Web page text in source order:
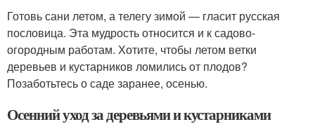
Готовь сани летом, а телегу зимой — гласит русская
пословица. Эта мудрость относится и к садово-
огородным работам. Хотите, чтобы летом ветки
деревьев и кустарников ломились от плодов?
Позаботьтесь о саде заранее, осенью.
Осенний уход за деревьями и кустарниками